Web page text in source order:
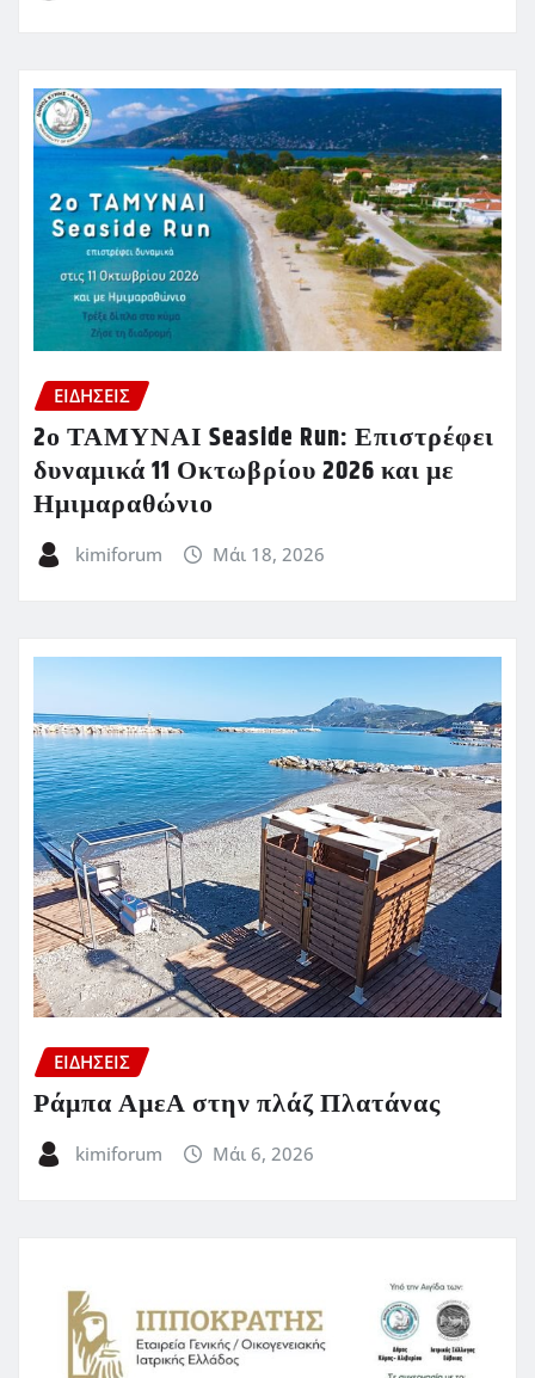
ΕΙΔΗΣΕΙΣ
2ο ΤΑΜΥΝΑΙ Seaside Run: Επιστρέφει
δυναμικά 11 Οκτωβρίου 2026 και με
Ημιμαραθώνιο
kimiforum Μάι 18, 2026
ΕΙΔΗΣΕΙΣ
Ράμπα ΑμεΑ στην πλάζ Πλατάνας
kimiforum Μάι 6, 2026